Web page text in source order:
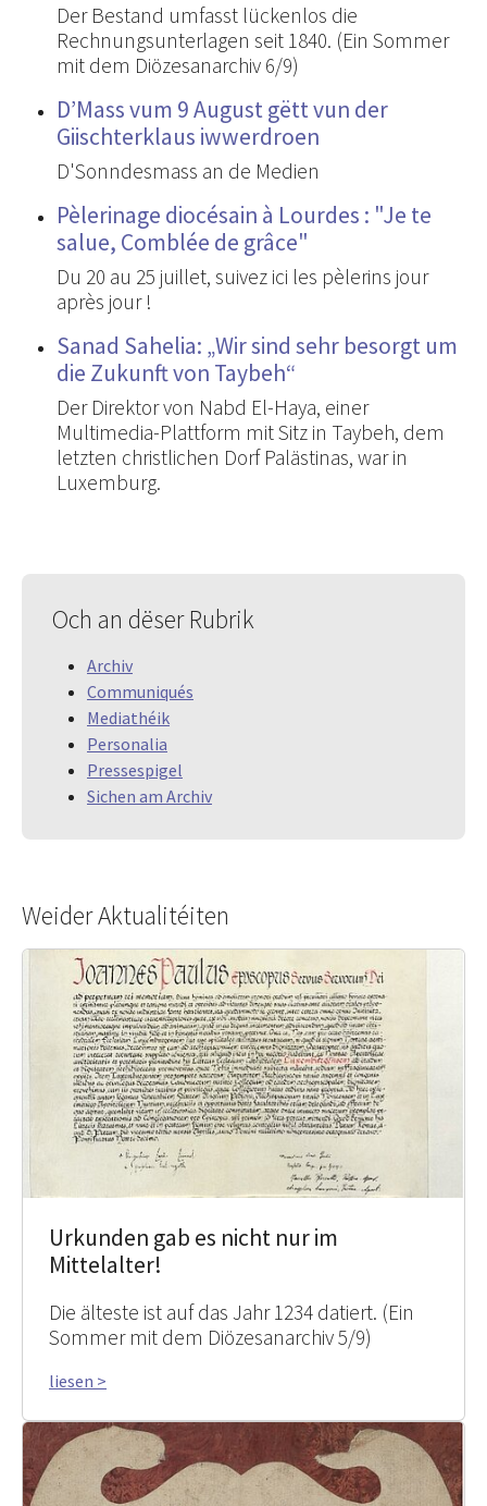
Der Bestand umfasst lückenlos die
Rechnungsunterlagen seit 1840. (Ein Sommer
mit dem Diözesanarchiv 6/9)
D’Mass vum 9 August gëtt vun der
Giischterklaus iwwerdroen
D'Sonndesmass an de Medien
Pèlerinage diocésain à Lourdes : "Je te
salue, Comblée de grâce"
Du 20 au 25 juillet, suivez ici les pèlerins jour
après jour !
Sanad Sahelia: „Wir sind sehr besorgt um
die Zukunft von Taybeh“
Der Direktor von Nabd El-Haya, einer
Multimedia-Plattform mit Sitz in Taybeh, dem
letzten christlichen Dorf Palästinas, war in
Luxemburg.
Och an dëser Rubrik
Archiv
Communiqués
Mediathéik
Personalia
Pressespigel
Sichen am Archiv
Weider Aktualitéiten
Urkunden gab es nicht nur im
Mittelalter!
Die älteste ist auf das Jahr 1234 datiert. (Ein
Sommer mit dem Diözesanarchiv 5/9)
liesen >